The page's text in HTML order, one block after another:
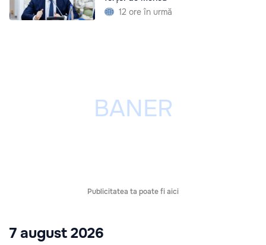
12 ore în urmă
Publicitatea ta poate fi aici
7 august 2026